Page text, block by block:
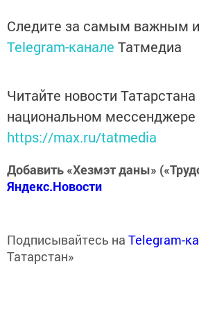
Следите за самым важным
Telegram-канале Татмедиа
Читайте новости Татарстана
национальном
https://max.ru/tatmedia
Добавить «Хезмэт даны»
Яндекс.Новости
Подписывайтесь на Telegram-
Татарстан»